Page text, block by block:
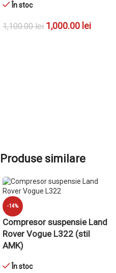
În stoc
1,100.00lei 1,000.00 lei
Produse similare
-14%
Compresor suspensie Land
Rover Vogue L322 (stil
AMK)
În stoc